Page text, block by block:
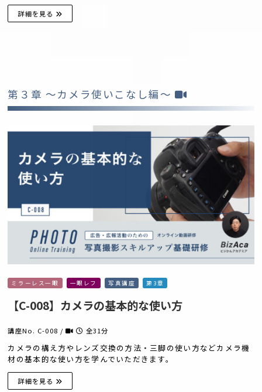
詳細を見る
第３章 〜カメラ使いこなし編〜
ミラーレス一眼 一眼レフ 写真講座 第3章
【C-008】カメラの基本的な使い方
講座No. C-008 / 全31分
カメラの構え方やレンズ交換の方法・三脚の使い方などカメラ機
材の基本的な使い方を学んでいただきます。
詳細を見る